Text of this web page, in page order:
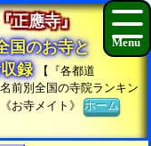
正應寺』
国のお寺と
収録
【『各都道
前別全国の寺院ランキン
お寺メイト》ホーム